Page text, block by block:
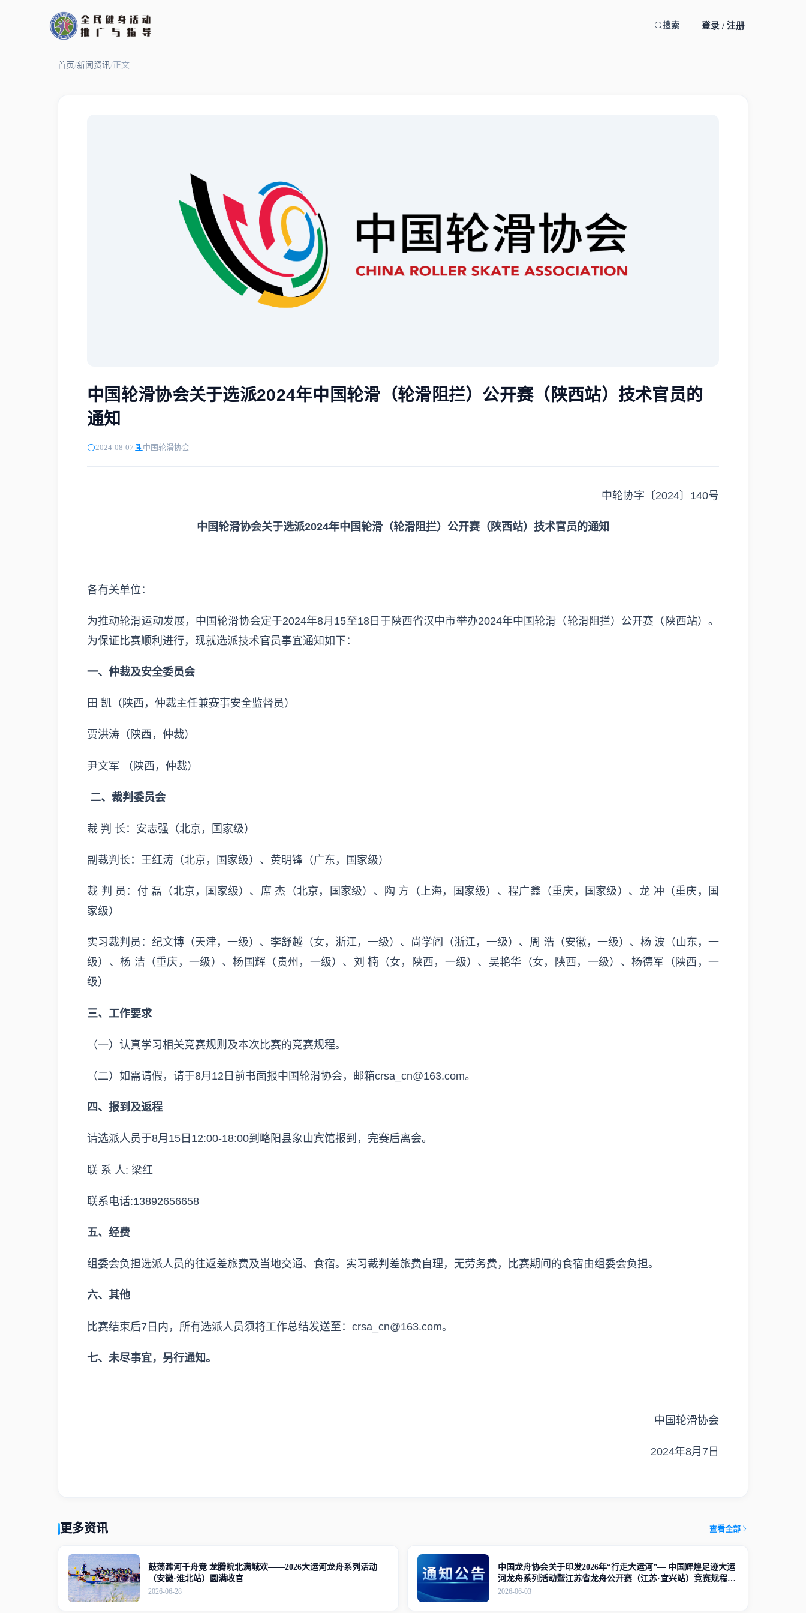
搜索 登录 / 注册
首页/新闻资讯/正文
中国轮滑协会关于选派2024年中国轮滑（轮滑阻拦）公开赛（陕西站）技术官员的
通知
2024-08-07 中国轮滑协会
中轮协字〔2024〕140号
中国轮滑协会关于选派2024年中国轮滑（轮滑阻拦）公开赛（陕西站）技术官员的通知
各有关单位：
为推动轮滑运动发展，中国轮滑协会定于2024年8月15至18日于陕西省汉中市举办2024年中国轮滑（轮滑阻拦）公开赛（陕西站）。
为保证比赛顺利进行，现就选派技术官员事宜通知如下：
一、仲裁及安全委员会
田 凯（陕西，仲裁主任兼赛事安全监督员）
贾洪涛（陕西，仲裁）
尹文军 （陕西，仲裁）
二、裁判委员会
裁 判 长：安志强（北京，国家级）
副裁判长：王红涛（北京，国家级）、黄明锋（广东，国家级）
裁 判 员：付 磊（北京，国家级）、席 杰（北京，国家级）、陶 方（上海，国家级）、程广鑫（重庆，国家级）、龙 冲（重庆，国
家级）
实习裁判员：纪文博（天津，一级）、李舒越（女，浙江，一级）、尚学阎（浙江，一级）、周 浩（安徽，一级）、杨 波（山东，一
级）、杨 洁（重庆，一级）、杨国辉（贵州，一级）、刘 楠（女，陕西，一级）、吴艳华（女，陕西，一级）、杨德军（陕西，一
级）
三、工作要求
（一）认真学习相关竞赛规则及本次比赛的竞赛规程。
（二）如需请假，请于8月12日前书面报中国轮滑协会，邮箱crsa_cn@163.com。
四、报到及返程
请选派人员于8月15日12:00-18:00到略阳县象山宾馆报到，完赛后离会。
联 系 人: 梁红
联系电话:13892656658
五、经费
组委会负担选派人员的往返差旅费及当地交通、食宿。实习裁判差旅费自理，无劳务费，比赛期间的食宿由组委会负担。
六、其他
比赛结束后7日内，所有选派人员须将工作总结发送至：crsa_cn@163.com。
七、未尽事宜，另行通知。
中国轮滑协会
2024年8月7日
更多资讯 查看全部
鼓荡濉河千舟竞 龙腾皖北满城欢——2026大运河龙舟系列活动
（安徽·淮北站）圆满收官
2026-06-28
中国龙舟协会关于印发2026年“行走大运河”— 中国辉煌足迹大运
河龙舟系列活动暨江苏省龙舟公开赛（江苏·宜兴站）竞赛规程的
通知
2026-06-03